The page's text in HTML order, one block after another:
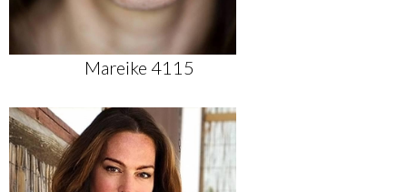
Mareike 4115